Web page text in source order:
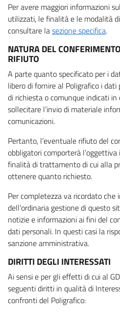
Per avere maggiori informazioni
utilizzati, le finalità e le modalità
consultare lasezione specifica.
NATURA DEL
RIFIUTO
A parte quanto specificato per i
libero di fornire al Poligrafico i
di richiesta o comunque indicati
sollecitare l’invio di materiale
comunicazioni.
Pertanto, l’eventuale rifiuto del
obbligatori comporterà
finalità di trattamento di cui alla
ottenere quanto richiesto.
Per completezza va ricordato
dell’ordinaria gestione di questo
notizie e informazioni ai fini del
dati personali. In questi casi la
sanzione amministrativa.
DIRITTI DEGLI INTERESSATI
Ai sensi e per gli effetti di cui al
seguenti diritti in qualità di
confronti del Poligrafico: